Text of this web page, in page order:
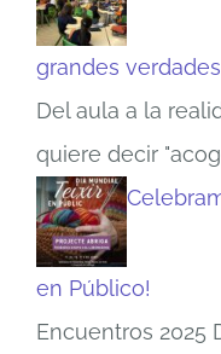
grandes verdades
Del aula a la
quiere decir
en Público!
Encuentros 2025